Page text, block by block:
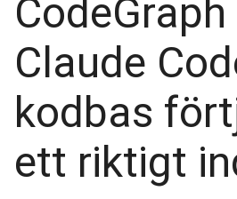
CodeGraph
Claude
kodbas
ett riktigt